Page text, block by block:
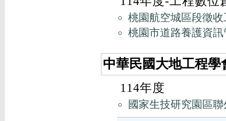
桃園航空城區段徵收
桃園市道路養護資
中華民國大地工程
114年度
國家生技研究園區